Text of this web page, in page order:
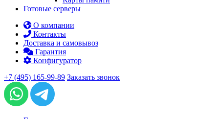
Готовые серверы
О компании
Контакты
Доставка и самовывоз
Гарантия
Конфигуратор
+7 (495) 165-99-89 Заказать звонок